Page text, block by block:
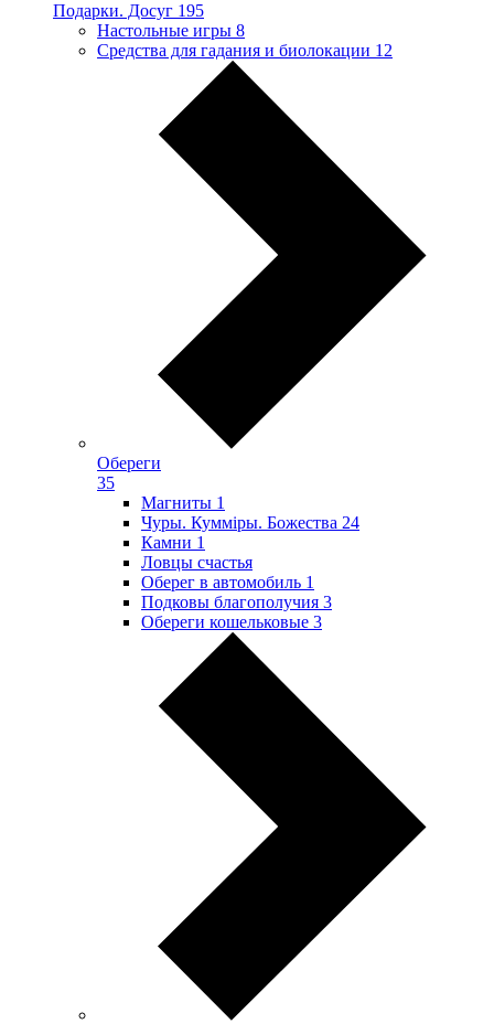
Подарки. Досуг 195
Настольные игры 8
Средства для гадания и биолокации 12
Обереги
35
Магниты 1
Чуры. Куммiры. Божества 24
Камни 1
Ловцы счастья
Оберег в автомобиль 1
Подковы благополучия 3
Обереги кошельковые 3